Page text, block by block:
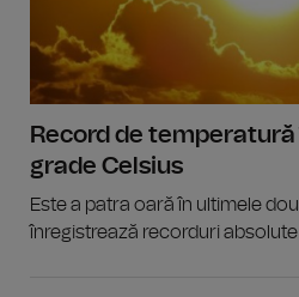
Record de temperatură
grade Celsius
Este a patra oară în ultimele
înregistrează recorduri